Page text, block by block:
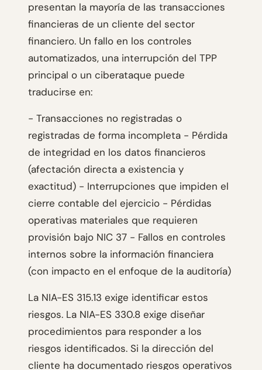
presentan la mayoría de las transacciones
financieras de un cliente del sector
financiero. Un fallo en los controles
automatizados, una interrupción del TPP
principal o un ciberataque puede
traducirse en:
- Transacciones no registradas o
registradas de forma incompleta - Pérdida
de integridad en los datos financieros
(afectación directa a existencia y
exactitud) - Interrupciones que impiden el
cierre contable del ejercicio - Pérdidas
operativas materiales que requieren
provisión bajo NIC 37 - Fallos en controles
internos sobre la información financiera
(con impacto en el enfoque de la auditoría)
La NIA-ES 315.13 exige identificar estos
riesgos. La NIA-ES 330.8 exige diseñar
procedimientos para responder a los
riesgos identificados. Si la dirección del
cliente ha documentado riesgos operativos